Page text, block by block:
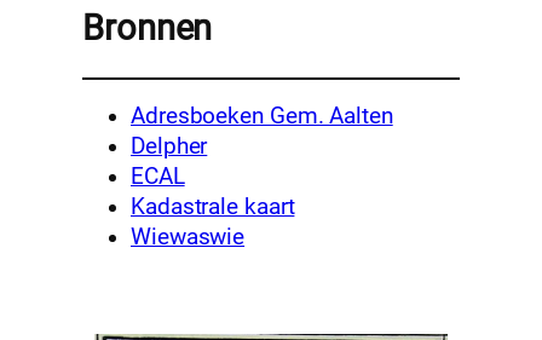
Bronnen
Adresboeken Gem. Aalten
Delpher
ECAL
Kadastrale kaart
Wiewaswie